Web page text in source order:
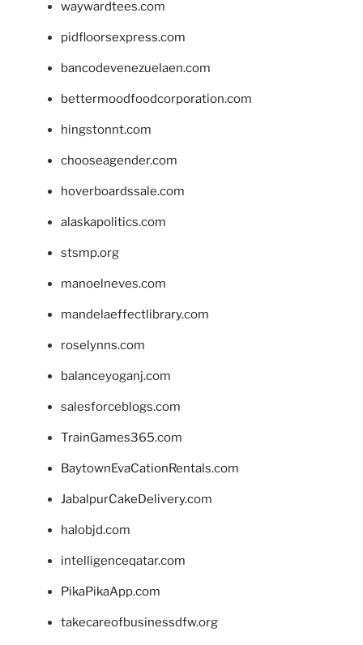
waywardtees.com
pidfloorsexpress.com
bancodevenezuelaen.com
bettermoodfoodcorporation.com
hingstonnt.com
chooseagender.com
hoverboardssale.com
alaskapolitics.com
stsmp.org
manoelneves.com
mandelaeffectlibrary.com
roselynns.com
balanceyoganj.com
salesforceblogs.com
TrainGames365.com
BaytownEvaCationRentals.com
JabalpurCakeDelivery.com
halobjd.com
intelligenceqatar.com
PikaPikaApp.com
takecareofbusinessdfw.org